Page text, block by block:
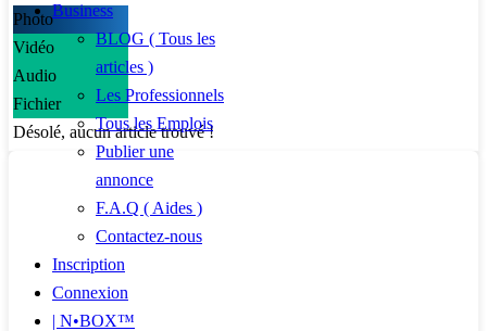
Photo
Vidéo
Audio
Fichier
Désolé, aucun article trouvé !
Business
BLOG ( Tous les
articles )
Les Professionnels
Tous les Emplois
Publier une
annonce
F.A.Q ( Aides )
Contactez-nous
Inscription
Connexion
| N•BOX™